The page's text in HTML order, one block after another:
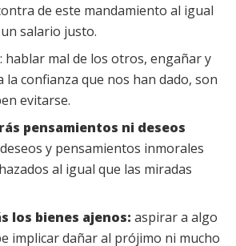
de este mandamiento al igual
salario justo.
: hablar mal de los otros, engañar y
confianza que nos han dado, son
evitarse.
pensamientos ni deseos
y pensamientos inmorales
al igual que las miradas
los bienes ajenos:aspirar a algo
implicar dañar al prójimo ni mucho